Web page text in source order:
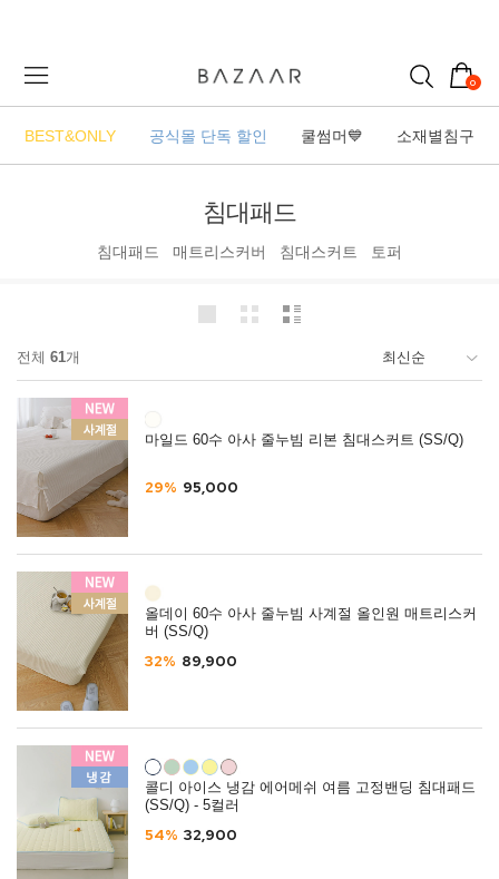
0
BEST&ONLY 공식몰 단독 할인 쿨썸머💙 소재별침구
침대패드
침대패드 매트리스커버 침대스커트 토퍼
전체 61개
마일드 60수 아사 줄누빔 리본 침대스커트 (SS/Q)
29% 95,000
올데이 60수 아사 줄누빔 사계절 올인원 매트리스커
버 (SS/Q)
32% 89,900
콜디 아이스 냉감 에어메쉬 여름 고정밴딩 침대패드
(SS/Q) - 5컬러
54% 32,900